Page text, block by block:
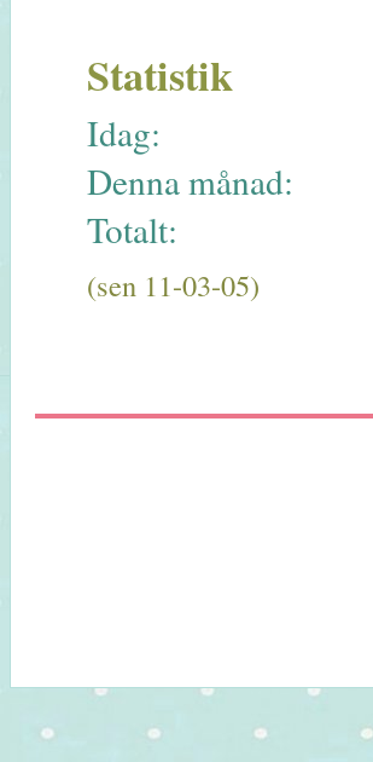
Statistik
Idag:
Denna månad:
Totalt:
(sen 11-03-05)